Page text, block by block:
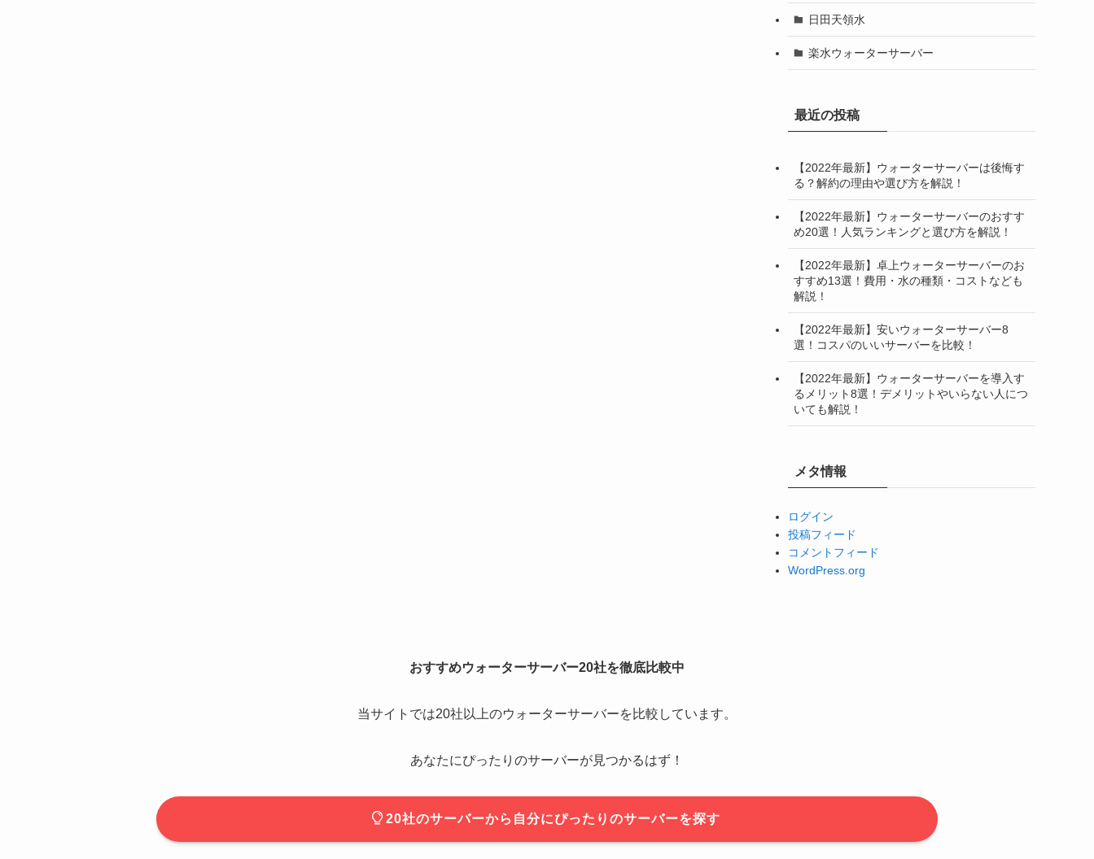
日田天領水
楽水ウォーターサーバー
最近の投稿
【2022年最新】ウォーターサーバーは後悔す
る？解約の理由や選び方を解説！
【2022年最新】ウォーターサーバーのおすす
め20選！人気ランキングと選び方を解説！
【2022年最新】卓上ウォーターサーバーのお
すすめ13選！費用・水の種類・コストなども
解説！
【2022年最新】安いウォーターサーバー8
選！コスパのいいサーバーを比較！
【2022年最新】ウォーターサーバーを導入す
るメリット8選！デメリットやいらない人につ
いても解説！
メタ情報
ログイン
投稿フィード
コメントフィード
WordPress.org
おすすめウォーターサーバー20社を徹底比較中
当サイトでは20社以上のウォーターサーバーを比較しています。
あなたにぴったりのサーバーが見つかるはず！
20社のサーバーから自分にぴったりのサーバーを探す